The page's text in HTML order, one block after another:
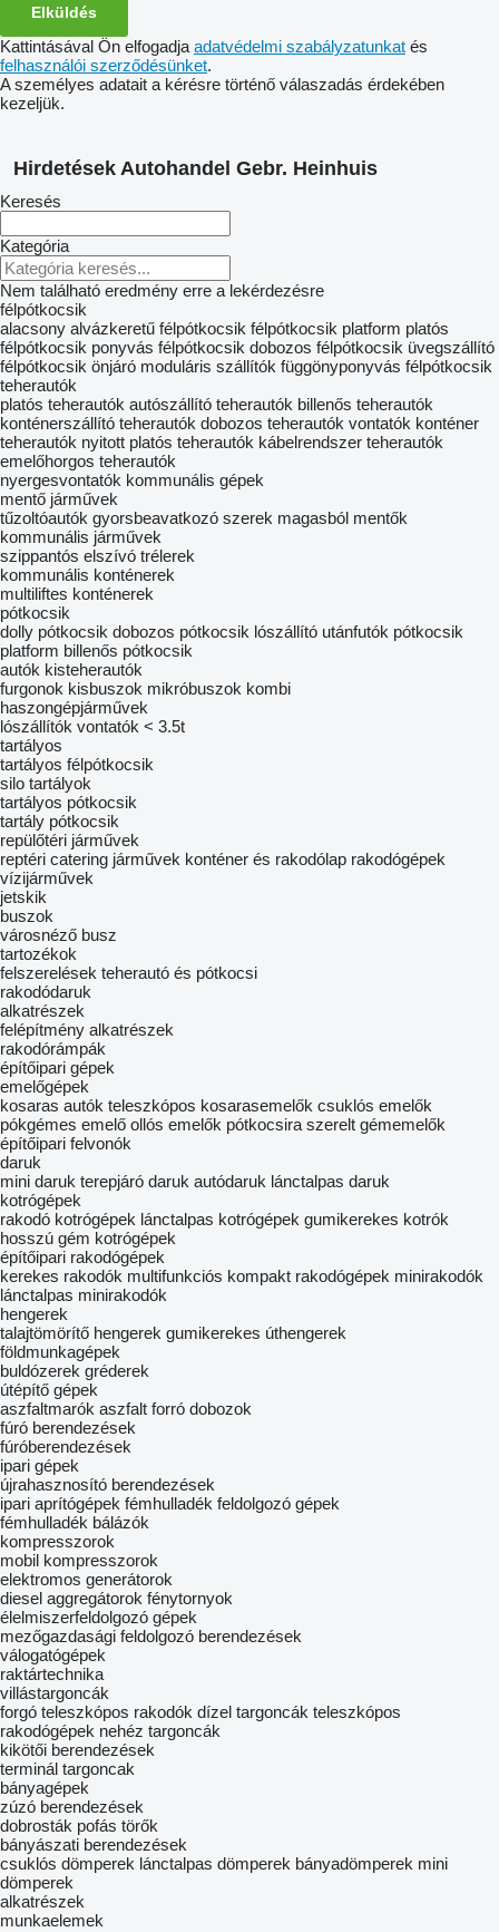
Kattintásával Ön elfogadja adatvédelmi szabályzatunkat és
felhasználói szerződésünket.
A személyes adatait a kérésre történő válaszadás érdekében
kezeljük.
Hirdetések Autohandel Gebr. Heinhuis
Keresés
Kategória
Nem található eredmény erre a lekérdezésre
félpótkocsik
alacsony alvázkeretű félpótkocsik félpótkocsik platform platós
félpótkocsik ponyvás félpótkocsik dobozos félpótkocsik üvegszállító
félpótkocsik önjáró moduláris szállítók függönyponyvás félpótkocsik
teherautók
platós teherautók autószállító teherautók billenős teherautók
konténerszállító teherautók dobozos teherautók vontatók konténer
teherautók nyitott platós teherautók kábelrendszer teherautók
emelőhorgos teherautók
nyergesvontatók kommunális gépek
mentő járművek
tűzoltóautók gyorsbeavatkozó szerek magasból mentők
kommunális járművek
szippantós elszívó trélerek
kommunális konténerek
multiliftes konténerek
pótkocsik
dolly pótkocsik dobozos pótkocsik lószállító utánfutók pótkocsik
platform billenős pótkocsik
autók kisteherautók
furgonok kisbuszok mikróbuszok kombi
haszongépjárművek
lószállítók vontatók < 3.5t
tartályos
tartályos félpótkocsik
silo tartályok
tartályos pótkocsik
tartály pótkocsik
repülőtéri járművek
reptéri catering járművek konténer és rakodólap rakodógépek
vízijárművek
jetskik
buszok
városnéző busz
tartozékok
felszerelések teherautó és pótkocsi
rakodódaruk
alkatrészek
felépítmény alkatrészek
rakodórámpák
építőipari gépek
emelőgépek
kosaras autók teleszkópos kosarasemelők csuklós emelők
pókgémes emelő ollós emelők pótkocsira szerelt gémemelők
építőipari felvonók
daruk
mini daruk terepjáró daruk autódaruk lánctalpas daruk
kotrógépek
rakodó kotrógépek lánctalpas kotrógépek gumikerekes kotrók
hosszú gém kotrógépek
építőipari rakodógépek
kerekes rakodók multifunkciós kompakt rakodógépek minirakodók
lánctalpas minirakodók
hengerek
talajtömörítő hengerek gumikerekes úthengerek
földmunkagépek
buldózerek gréderek
útépítő gépek
aszfaltmarók aszfalt forró dobozok
fúró berendezések
fúróberendezések
ipari gépek
újrahasznosító berendezések
ipari aprítógépek fémhulladék feldolgozó gépek
fémhulladék bálázók
kompresszorok
mobil kompresszorok
elektromos generátorok
diesel aggregátorok fénytornyok
élelmiszerfeldolgozó gépek
mezőgazdasági feldolgozó berendezések
válogatógépek
raktártechnika
villástargoncák
forgó teleszkópos rakodók dízel targoncák teleszkópos
rakodógépek nehéz targoncák
kikötői berendezések
terminál targoncak
bányagépek
zúzó berendezések
dobrosták pofás törők
bányászati berendezések
csuklós dömperek lánctalpas dömperek bányadömperek mini
dömperek
alkatrészek
munkaelemek